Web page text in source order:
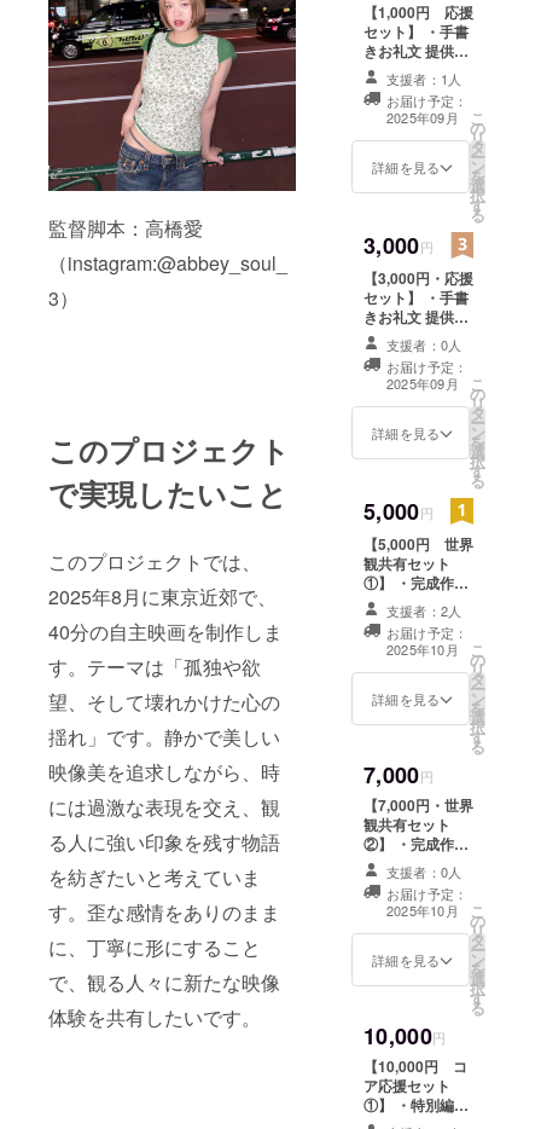
監督脚本：高橋愛
（instagram:@abbey_soul_
3）
このプロジェクト
で実現したいこと
このプロジェクトでは、
2025年8月に東京近郊で、
40分の自主映画を制作しま
す。テーマは「孤独や欲
望、そして壊れかけた心の
揺れ」です。静かで美しい
映像美を追求しながら、時
には過激な表現を交え、観
る人に強い印象を残す物語
を紡ぎたいと考えていま
す。歪な感情をありのまま
に、丁寧に形にすること
で、観る人々に新たな映像
体験を共有したいです。
【1,000円 応援
セット】 ・手書
きお礼文 提供方
法：郵送orデー
タ送信をお選び
ください。
支援者：1人
お届け予定：
2025年09月
詳細を見る
こ
の
リ
タ
ー
ン
を
選
択
す
る
3,000円
【3,000円・応援
セット】 ・手書
きお礼文 提供方
法：郵送orデー
タ送信をお選び
ください ・限定
メールマガジン
（制作裏話や写
真付き） （内
プロジェクトの
進捗状況、関係
者たちからのひ
とことなど ・配
信頻度：週一回
・登録いただい
たメールアドレ
スに送信しま
12月末まで
支援者：0人
お届け予定：
2025年09月
詳細を見る
こ
の
リ
タ
ー
ン
を
選
択
す
る
5,000円
【5,000円 世界
観共有セット
①】 ・完成作品
の限定視聴リン
ク（オンライン
試写） ・演出
ノート／脚本メ
モPDF（削除
シーン・構成意
図付き） ・劇中
写真 or ロケ写真
データ（詩＋1言
付き） （・形
式：jpeg、サイ
ズ：高解像度、
枚数：3枚 ・登
録していただい
たメールアドレ
スに送信。 ・写
真利用は個人利
用のみ可能で、
商業利用はNGで
す。）
支援者：2人
お届け予定：
2025年10月
詳細を見る
こ
の
リ
タ
ー
ン
を
選
択
す
る
7,000円
【7,000円・世界
観共有セット
②】 ・完成作品
の限定視聴リン
ク（オンライン
試写） ・演出
ノート／脚本メ
モPDF（削除
シーン・構成意
ノート」 （監督
が作品やそれぞ
れの人物像に
沿って内容を考
え、映画の中で
支援者：0人
お届け予定：
2025年10月
詳細を見る
こ
の
リ
タ
ー
ン
を
選
択
す
る
10,000円
【10,000円 コ
ア応援セット
①】 ・特別編集
台本（注釈・書